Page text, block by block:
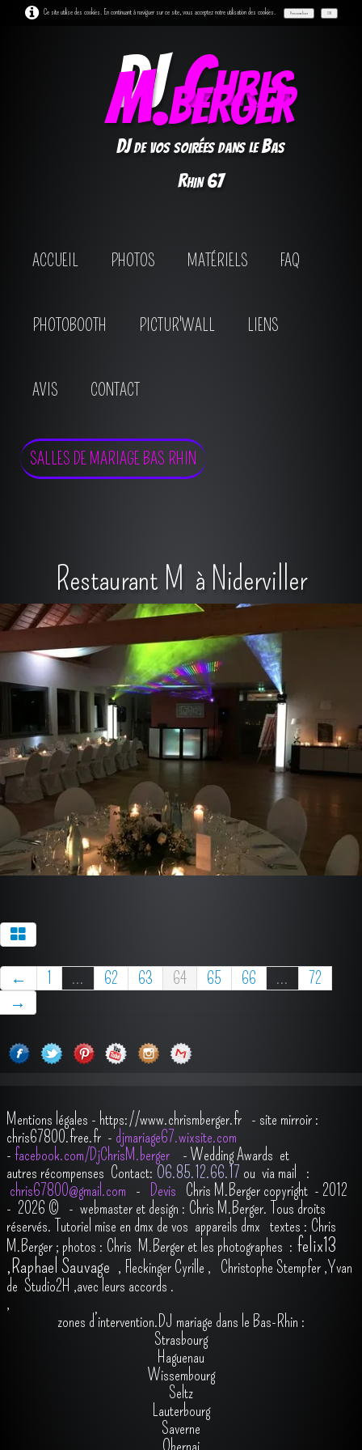
Ce site utilise des cookies. En continuant à naviguer sur ce site, vous acceptez notre utilisation des cookies. Personnaliser OK
DJChris
M.berger
DJ de vos soirées dans le Bas
Rhin 67
ACCUEIL PHOTOS MATÉRIELS FAQ
PHOTOBOOTH PICTUR'WALL LIENS
AVIS CONTACT
SALLES DE MARIAGE BAS RHIN
Restaurant M à Niderviller
← 1 ... 62 63 64 65 66 ...
72
→
Mentions légales - https://www.chrismberger.fr - site mirroir :
chris67800.free.fr - djmariage67.wixsite.com
- facebook.com/DjChrisM.berger - Wedding Awards et
autres récompenses Contact: O6.85.12.66.17 ou via mail :
chris67800@gmail.com - Devis Chris M.Berger copyright - 2012
- 2026 © - webmaster et design : Chris M.Berger. Tous droits
réservés. Tutoriel mise en dmx de vos appareils dmx textes : Chris
M.Berger ; photos : Chris M.Berger et les photographes : felix13
,Raphael Sauvage , Fleckinger Cyrille , Christophe Stempfer ,Yvan
de Studio2H ,avec leurs accords .
,
zones d’intervention.DJ mariage dans le Bas-Rhin :
Strasbourg
Haguenau
Wissembourg
Seltz
Lauterbourg
Saverne
Obernai